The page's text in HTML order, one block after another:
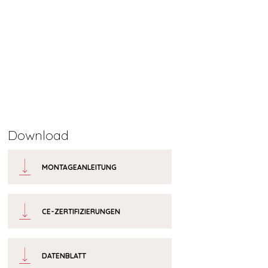
Download
MONTAGEANLEITUNG
CE-ZERTIFIZIERUNGEN
DATENBLATT